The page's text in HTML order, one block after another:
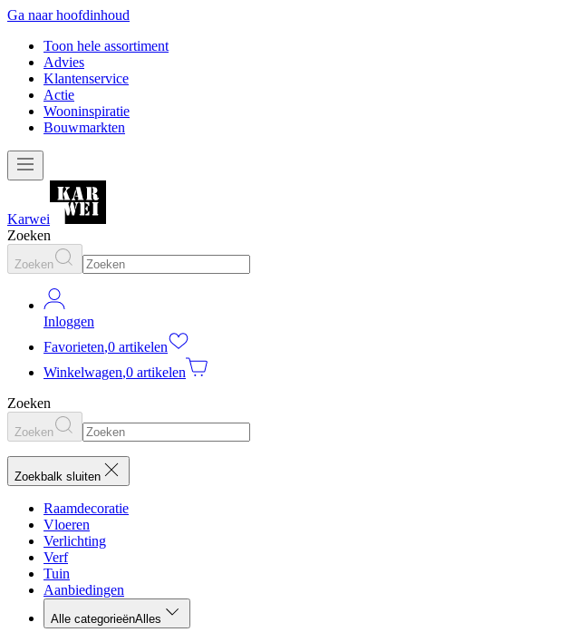
Ga naar hoofdinhoud
Toon hele assortiment
Advies
Klantenservice
Actie
Wooninspiratie
Bouwmarkten
Karwei
Zoeken
Zoeken
Inloggen
Favorieten,0 artikelen
Winkelwagen,0 artikelen
Zoeken
Zoeken
Zoekbalk sluiten
Raamdecoratie
Vloeren
Verlichting
Verf
Tuin
Aanbiedingen
Alle categorieënAlles